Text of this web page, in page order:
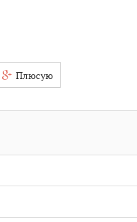
Плюсую